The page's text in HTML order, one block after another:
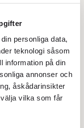
personliga data,
teknologi såsom
information på din
annonser och
åskådarinsikter
vilka som får